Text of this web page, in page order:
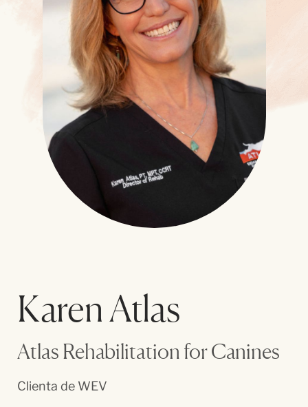
Karen Atlas
Atlas Rehabilitation for Canines
Clienta de WEV